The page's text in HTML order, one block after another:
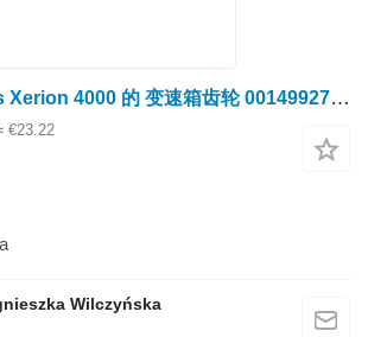
轮式拖拉机 Claas Xerion 4000 的 变速箱齿轮 0014992790
€23.22
Wilczyńska